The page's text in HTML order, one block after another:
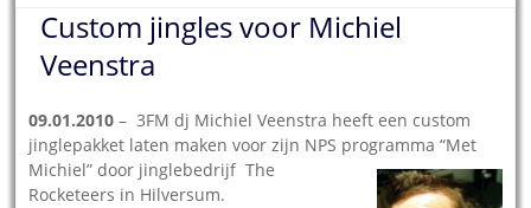
Custom jingles voor Michiel
Veenstra
09.01.2010– 3FM dj Michiel Veenstra heeft een custom
jinglepakket laten maken voor zijn NPS programma “Met
Michiel” door jinglebedrijf The
Rocketeers in Hilversum.